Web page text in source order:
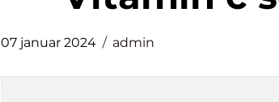
07 januar 2024 admin